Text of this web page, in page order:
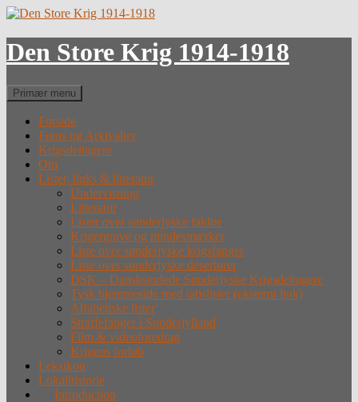
Hop
indhold
Den Store Krig 1914-1918
Søg
Primær menu
Forside
Fotos og Arkivalier
Krigsdeltagere
Om
Lister, links & litteratur
Undervisning
Litteratur
Lister over sønderjyske faldne
Krigergrave og mindesmærker
Liste over sønderjyske krigsfanger
Liste over sønderjyske desertører
DSK – Dansksindede Sønderjyske Krigsdeltagere
Tysk hjemmeside med tabslister (eksternt link)
Alfabetiske lister
Straffefanger i Sønderjylland
Film & videoforedrag
Krigens forløb
Leksikon
Lokalhistorie
Introduction